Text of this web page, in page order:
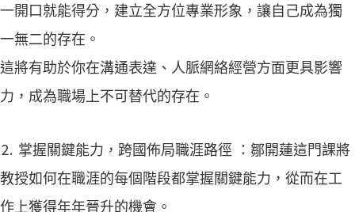
一開口就能得分，建立全方位專業形象，讓自己成為獨
一無二的存在。
這將有助於你在溝通表達、人脈網絡經營方面更具影響
力，成為職場上不可替代的存在。
⒉ 掌握關鍵能力，跨國佈局職涯路徑 ：鄒開蓮這門課將
教授如何在職涯的每個階段都掌握關鍵能力，從而在工
作上獲得年年晉升的機會。